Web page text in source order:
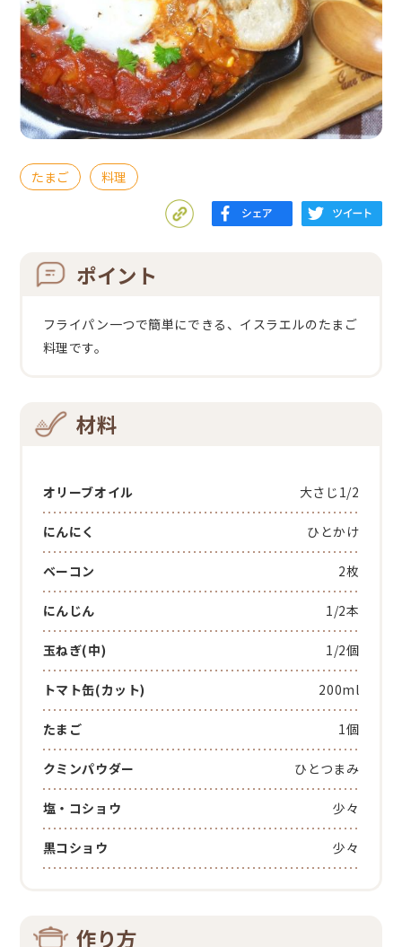
たまご 料理
ポイント
フライパン一つで簡単にできる、イスラエルのたまご
料理です。
材料
オリーブオイル 大さじ1/2
にんにく ひとかけ
ベーコン 2枚
にんじん 1/2本
玉ねぎ(中) 1/2個
トマト缶(カット) 200ml
たまご 1個
クミンパウダー ひとつまみ
塩・コショウ 少々
黒コショウ 少々
作り方